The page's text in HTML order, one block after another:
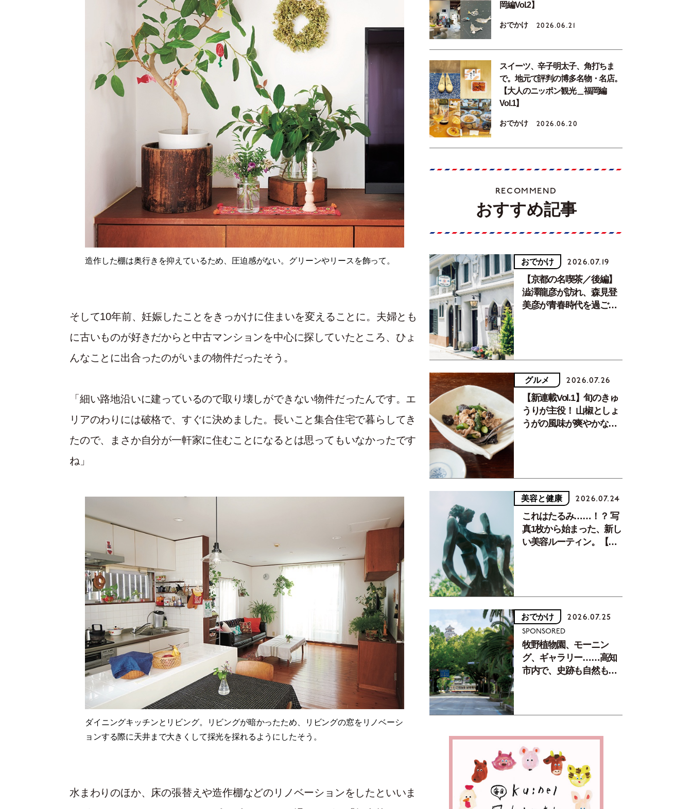
造作した棚は奥行きを抑えているため、圧迫感がない。グリーンやリースを飾って。
そして10年前、妊娠したことをきっかけに住まいを変えることに。夫婦とも
に古いものが好きだからと中古マンションを中心に探していたところ、ひょ
んなことに出合ったのがいまの物件だったそう。
「細い路地沿いに建っているので取り壊しができない物件だったんです。エ
リアのわりには破格で、すぐに決めました。長いこと集合住宅で暮らしてき
たので、まさか自分が一軒家に住むことになるとは思ってもいなかったです
ね」
ダイニングキッチンとリビング。リビングが暗かったため、リビングの窓をリノベーシ
ョンする際に天井まで大きくして採光を採れるようにしたそう。
水まわりのほか、床の張替えや造作棚などのリノベーションをしたといいま
岡編Vol.2】
おでかけ 2026.06.21
スイーツ、辛子明太子、角打ちま
で。地元で評判の博多名物・名店。
【大人のニッポン観光＿福岡編
Vol.1】
おでかけ 2026.06.20
RECOMMEND
おすすめ記事
おでかけ 2026.07.19
【京都の名喫茶／後編】
澁澤龍彦が訪れ、森見登
美彦が青春時代を過ごし
グルメ 2026.07.26
【新連載Vol.1】旬のきゅ
うりが主役！ 山椒としょ
うがの風味が爽やかな、
美容と健康 2026.07.24
これはたるみ……！？ 写
真1枚から始まった、新し
い美容ルーティン。【中
おでかけ 2026.07.25
SPONSORED
牧野植物園、モーニン
グ、ギャラリー……高知
市内で、史跡も自然もグ